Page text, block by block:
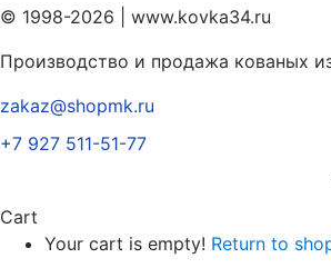
© 1998-2026 | www.kovka34.ru
Производство и продажа кованых
zakaz@shopmk.ru
+7 927 511-51-77
Cart
Your cart is empty! Return to